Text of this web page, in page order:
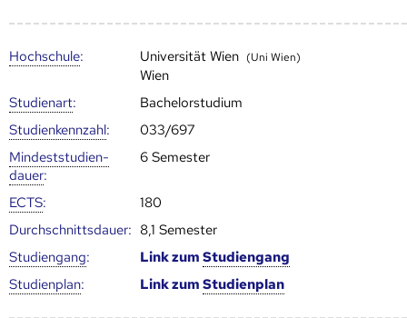
Hoch­schule: Universität Wien (Uni Wien)
Wien
Studienart:
Bachelorstudium
Studien­kenn­zahl:
033/697
Mindest­studien­
dauer:
6 Semester
ECTS:
180
Durch­schnitts­dauer: 8,1 Semester
Studien­gang: Link zumStudien­gang
Studien­plan: Link zumStudien­plan